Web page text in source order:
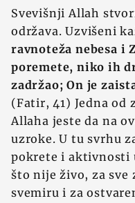
Svevišnji Allah
održava. Uzvišeni
ravnoteža nebesa i
poremete, niko ih
zadržao; On je
(Fatir, 41) Jedna od
Allaha jeste da na
uzroke. U tu svrhu
pokrete i aktivnosti
što nije živo, za sve
svemiru i za